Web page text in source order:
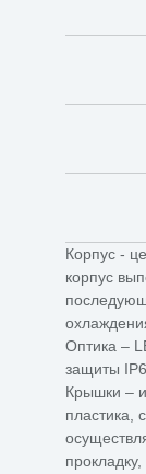
Корпус -
корпус
Оптика –
защиты
Крышки –
пластика,